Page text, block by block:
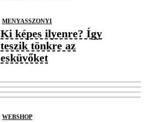
MENYASSZONYI
Ki képes ilyenre? Így
teszik tönkre az
esküvőket
WEBSHOP